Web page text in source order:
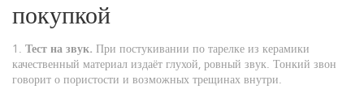
покупкой
1. Тест на звук. При постукивании по тарелке из керамики
качественный материал издаёт глухой, ровный звук. Тонкий звон
говорит о пористости и возможных трещинах внутри.